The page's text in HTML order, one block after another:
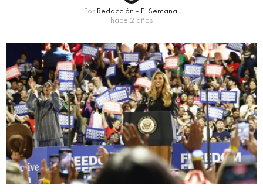
Por Redacción - El Semanal
hace 2 años